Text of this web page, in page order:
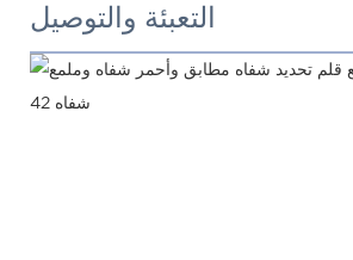
التعبئة والتوصيل